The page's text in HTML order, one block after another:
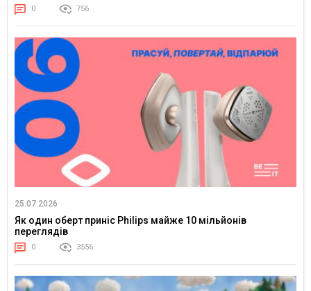
0 756
25.07.2026
Як один оберт приніс Philips майже 10 мільйонів
переглядів
0 3556